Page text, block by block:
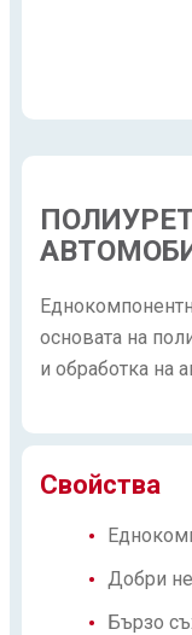
основата на
и обработка на
Свойства
Добри
Бързо